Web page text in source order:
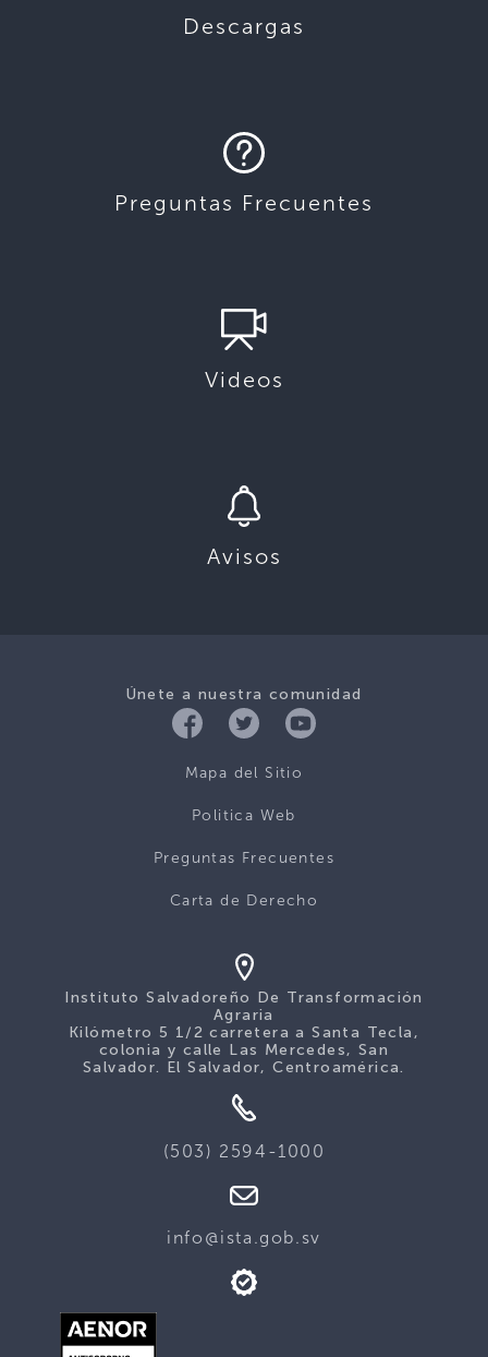
Descargas
Preguntas Frecuentes
Videos
Avisos
Únete a nuestra comunidad
Mapa del Sitio
Politica Web
Preguntas Frecuentes
Carta de Derecho
Instituto Salvadoreño De Transformación
Agraria
Kilómetro 5 1/2 carretera a Santa Tecla,
colonia y calle Las Mercedes, San
Salvador. El Salvador, Centroamérica.
(503) 2594-1000
info@ista.gob.sv